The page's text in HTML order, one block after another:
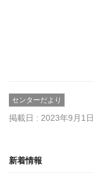
センターだより
掲載日 : 2023年9月1日
新着情報